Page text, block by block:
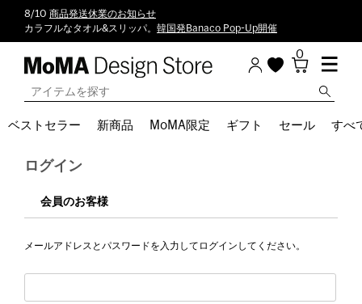
8/10 商品発送休業のお知らせ
カラフルなタオル&スリッパ。 韓国発Banaco Pop-Up開催
0
ベストセラー 新商品 MoMA限定 ギフト セール すべ
ログイン
会員のお客様
メールアドレスとパスワードを入力してログインしてください。